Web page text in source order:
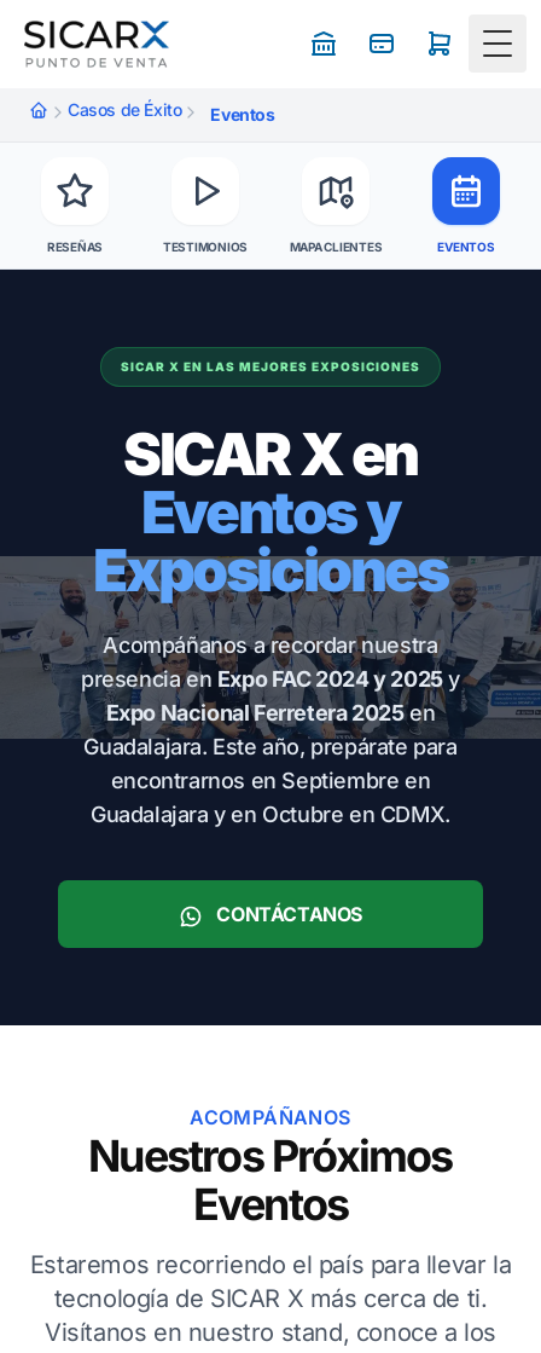
Casos de Éxito Eventos
RESEÑAS TESTIMONIOS MAPA CLIENTES EVENTOS
SICAR X EN LAS MEJORES EXPOSICIONES
SICAR X en
Eventos y
Exposiciones
Acompáñanos a recordar nuestra
presencia en Expo FAC 2024 y 2025y
Expo Nacional Ferretera 2025en
Guadalajara. Este año, prepárate para
encontrarnos en Septiembre en
Guadalajara y en Octubre en CDMX.
CONTÁCTANOS
ACOMPÁÑANOS
Nuestros Próximos
Eventos
Estaremos recorriendo el país para llevar la
tecnología de SICAR X más cerca de ti.
Visítanos en nuestro stand, conoce a los